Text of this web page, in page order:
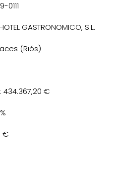
0111
GASTRONOMICO, S.L.
(Riós)
: 434.367,20 €
€